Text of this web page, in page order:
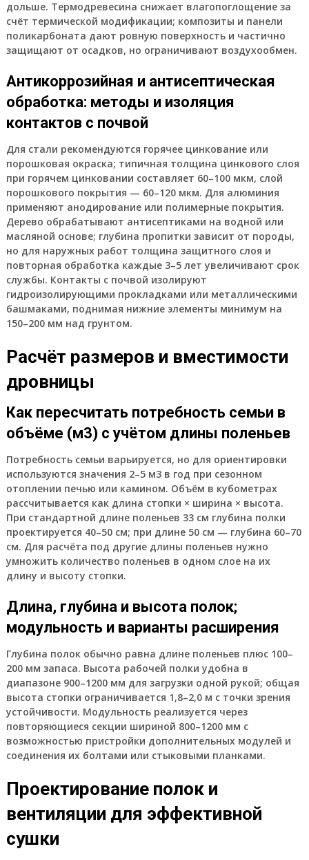
дольше. Термодревесина снижает влагопоглощение за
счёт термической модификации; композиты и панели
поликарбоната дают ровную поверхность и частично
защищают от осадков, но ограничивают воздухообмен.
Антикоррозийная и антисептическая
обработка: методы и изоляция
контактов с почвой
Для стали рекомендуются горячее цинкование или
порошковая окраска; типичная толщина цинкового слоя
при горячем цинковании составляет 60–100 мкм, слой
порошкового покрытия — 60–120 мкм. Для алюминия
применяют анодирование или полимерные покрытия.
Дерево обрабатывают антисептиками на водной или
масляной основе; глубина пропитки зависит от породы,
но для наружных работ толщина защитного слоя и
повторная обработка каждые 3–5 лет увеличивают срок
службы. Контакты с почвой изолируют
гидроизолирующими прокладками или металлическими
башмаками, поднимая нижние элементы минимум на
150–200 мм над грунтом.
Расчёт размеров и вместимости
дровницы
Как пересчитать потребность семьи в
объёме (м3) с учётом длины поленьев
Потребность семьи варьируется, но для ориентировки
используются значения 2–5 м3 в год при сезонном
отоплении печью или камином. Объём в кубометрах
рассчитывается как длина стопки × ширина × высота.
При стандартной длине поленьев 33 см глубина полки
проектируется 40–50 см; при длине 50 см — глубина 60–70
см. Для расчёта под другие длины поленьев нужно
умножить количество поленьев в одном слое на их
длину и высоту стопки.
Длина, глубина и высота полок;
модульность и варианты расширения
Глубина полок обычно равна длине поленьев плюс 100–
200 мм запаса. Высота рабочей полки удобна в
диапазоне 900–1200 мм для загрузки одной рукой; общая
высота стопки ограничивается 1,8–2,0 м с точки зрения
устойчивости. Модульность реализуется через
повторяющиеся секции шириной 800–1200 мм с
возможностью пристройки дополнительных модулей и
соединения их болтами или стыковыми планками.
Проектирование полок и
вентиляции для эффективной
сушки